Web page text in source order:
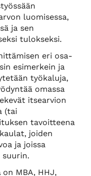
luomisessa,
ja sen
tulokseksi.
eri osa-
esimerkein ja
työkaluja,
omassa
itsearvion
(tai
tavoitteena
joiden
ja joissa
on MBA, HHJ,